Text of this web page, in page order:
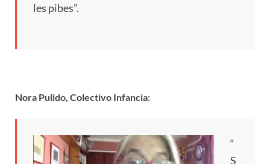
les pibes”.
Nora Pulido, Colectivo Infancia:
“
S